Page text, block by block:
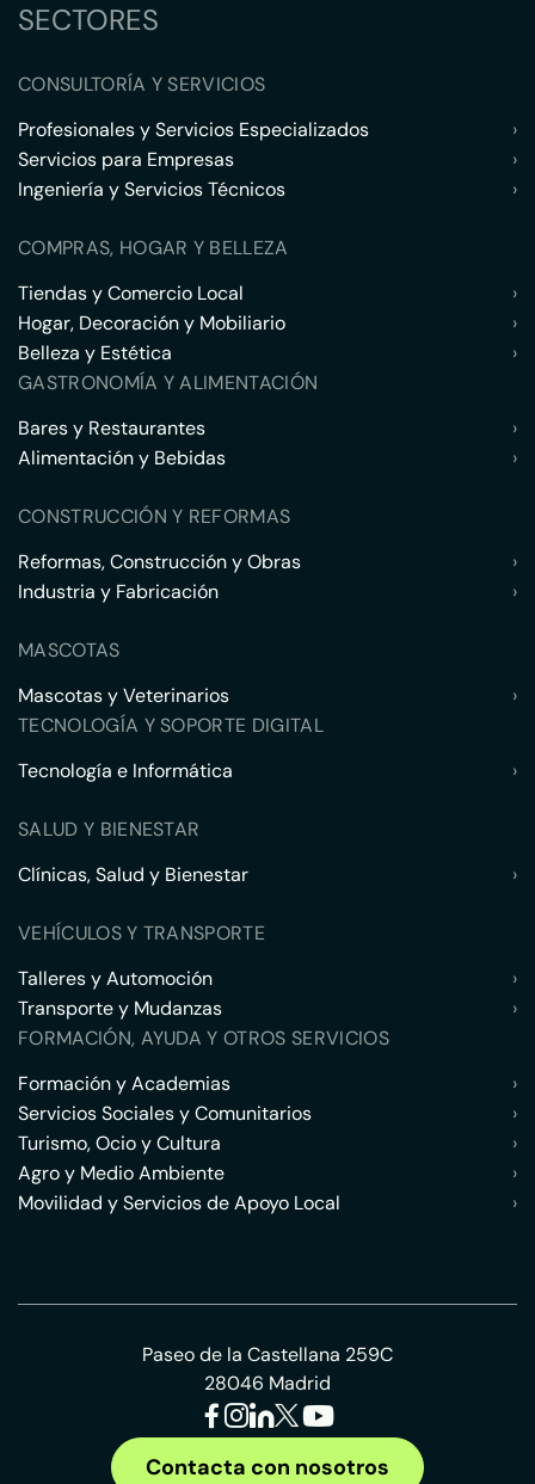
SECTORES
CONSULTORÍA Y SERVICIOS
Profesionales y Servicios Especializados
›
Servicios para Empresas
›
Ingeniería y Servicios Técnicos
›
COMPRAS, HOGAR Y BELLEZA
Tiendas y Comercio Local
›
Hogar, Decoración y Mobiliario
›
Belleza y Estética
›
GASTRONOMÍA Y ALIMENTACIÓN
Bares y Restaurantes
›
Alimentación y Bebidas
›
CONSTRUCCIÓN Y REFORMAS
Reformas, Construcción y Obras
›
Industria y Fabricación
›
MASCOTAS
Mascotas y Veterinarios
›
TECNOLOGÍA Y SOPORTE DIGITAL
Tecnología e Informática
›
SALUD Y BIENESTAR
Clínicas, Salud y Bienestar
›
VEHÍCULOS Y TRANSPORTE
Talleres y Automoción
›
Transporte y Mudanzas
›
FORMACIÓN, AYUDA Y OTROS SERVICIOS
Formación y Academias
›
Servicios Sociales y Comunitarios
›
Turismo, Ocio y Cultura
›
Agro y Medio Ambiente
›
Movilidad y Servicios de Apoyo Local
›
Paseo de la Castellana 259C
28046 Madrid
Contacta con nosotros